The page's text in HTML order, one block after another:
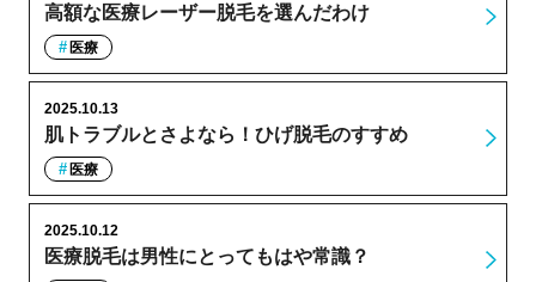
高額な医療レーザー脱毛を選んだわけ
医療
肌トラブルとさよなら！ひげ脱毛のすすめ
2025.10.13
医療
医療脱毛は男性にとってもはや常識？
2025.10.12